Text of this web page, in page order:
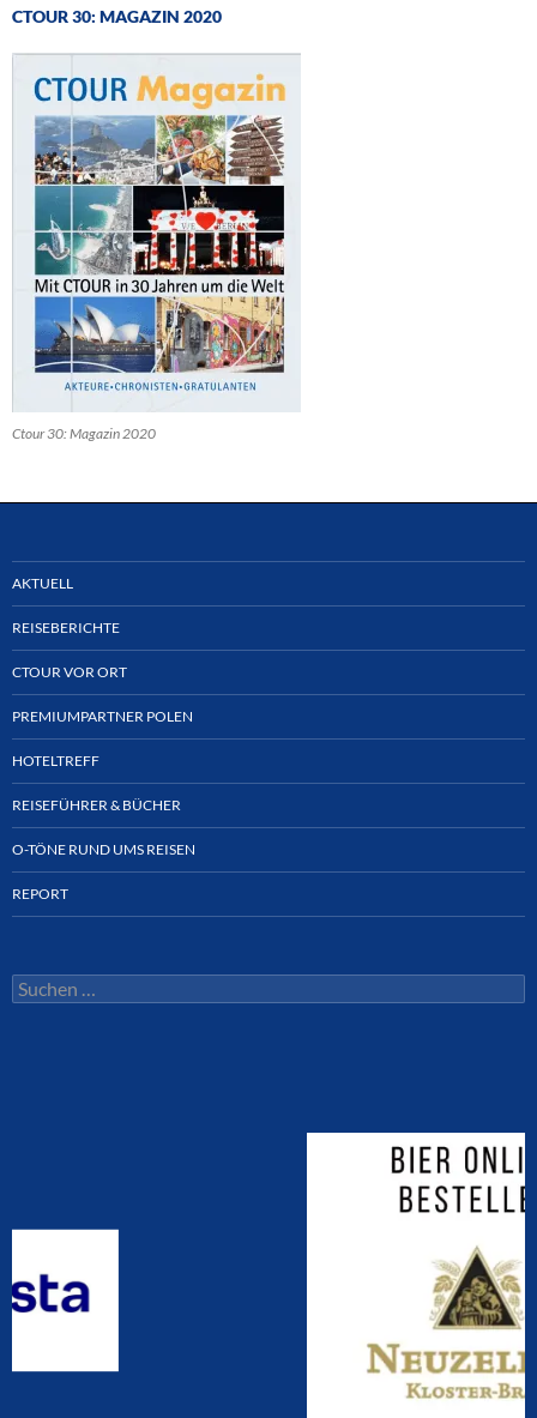
CTOUR 30: MAGAZIN 2020
Ctour 30: Magazin 2020
AKTUELL
REISEBERICHTE
CTOUR VOR ORT
PREMIUMPARTNER POLEN
HOTELTREFF
REISEFÜHRER & BÜCHER
O-TÖNE RUND UMS REISEN
REPORT
Suchen
nach: